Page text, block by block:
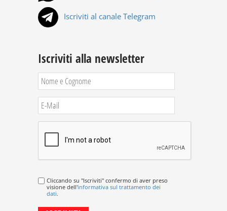
Iscriviti al canale Telegram
Iscriviti alla newsletter
Cliccando su "Iscriviti" confermo di aver preso
visione dell'informativa sul trattamento dei
dati.